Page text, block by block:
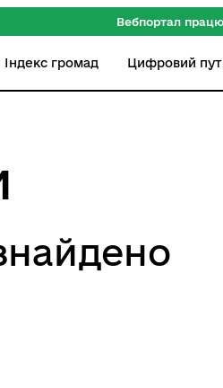
Вебпортал
Індекс громад Цифровий